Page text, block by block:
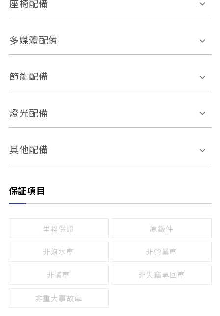
恆溫空調
ABS防鎖死
車道偏離警示
自動停車系統 盲點偵測系統
倒車雷達
座椅配備
皮椅
無
有
多媒體配備
外部音源接入
節能配備
引擎啟閉系統
燈光配備
感應頭燈
頭燈光源
其他配備
保証項目
里程保證 原鈑件
非泡水車 非營業車
非贓車 非失竊尋回車
非重大事故車